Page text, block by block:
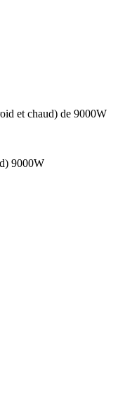
et chaud) de 9000W
9000W